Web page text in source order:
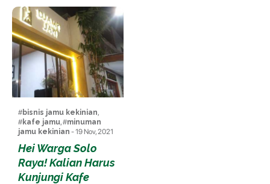
#bisnis jamu kekinian,
#kafe jamu, #minuman
jamu kekinian - 19 Nov, 2021
Hei Warga Solo
Raya! Kalian Harus
Kunjungi Kafe